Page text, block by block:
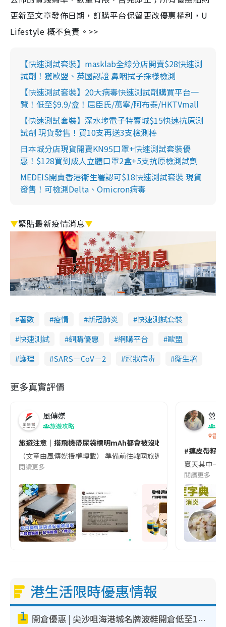
更新至文章發佈日期，訂購平台保留更改優惠權利，U
Lifestyle 概不負責。>>
【快速測試套裝】masklab全線分店開賣$28快速測
試劑！獲歐盟、英國認證 鼻咽拭子採樣檢測
【快速測試套裝】20大病毒快速測試劑購買平台一
覽！低至$9.9/盒！屈臣氏/萬寧/阿布泰/HKTVmall
【快速測試套裝】深水埗電子特賣城$15快速抗原測
試劑 現貨發售！買10支再送3支檢測棒
日本城分店現貨開賣KN95口罩+快速測試套裝優
惠！$128買到成人立體口罩2盒+5支抗原檢測試劑
MEDEIS開賣香港衛生署認可$18快速測試套裝 現貨
發售！可檢測Delta、Omicron病毒
▼緊貼最新疫情消息▼
著數 疫情 新冠肺炎
快速測試套裝
快速測試
網購優惠 網購平台
歐盟
護理
SARS－CoV－2 冠狀病毒 衞生署
更多真實評價
風傳媒
旅遊攻略
旅遊注意｜搭飛機帶尿袋標明mAh都會被沒收😱出發前切記檢查
（文章由風傳媒授權轉載） 準備前往韓國旅遊的民眾，近期要
閱讀更多
營養
香港
#連皮帶籽
夏天其中一
閱讀更多
港生活限時優惠情報
1 開倉優惠 | 尖沙咀海港城名牌波鞋開倉低至1折！On鞋$899起／Joy&Peace鞋履$98起